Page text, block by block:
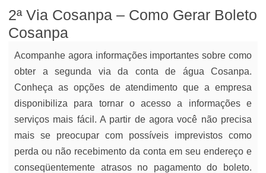
2ª Via Cosanpa – Como Gerar Boleto
Cosanpa
Acompanhe agora informações importantes sobre como
obter a segunda via da conta de água Cosanpa.
Conheça as opções de atendimento que a empresa
disponibiliza para tornar o acesso a informações e
serviços mais fácil. A partir de agora você não precisa
mais se preocupar com possíveis imprevistos como
perda ou não recebimento da conta em seu endereço e
conseqüentemente atrasos no pagamento do boleto.